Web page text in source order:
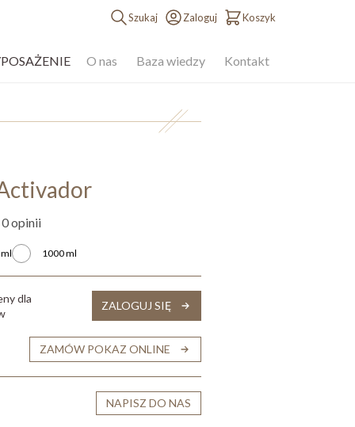
Szukaj Zaloguj Koszyk
O nas Baza wiedzy Kontakt
0 opinii
1000 ml
dla
ZALOGUJ SIĘ
ZAMÓW POKAZ ONLINE
NAPISZ DO NAS